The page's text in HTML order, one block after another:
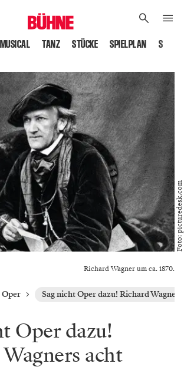
MUSICAL TANZ STÜCKE SPIELPLAN
Richard Wagner um ca. 1870.
Foto: picturedesk.com
Oper Sag nicht Oper dazu! Richard
Oper dazu!
acht